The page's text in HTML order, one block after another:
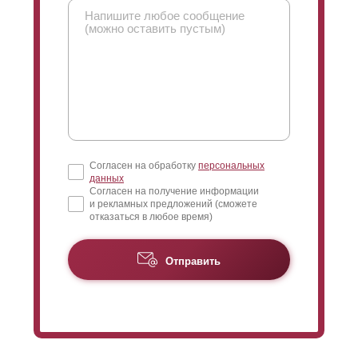
Согласен на обработку персональных
данных
Согласен на получение информации
и рекламных предложений (сможете
отказаться в любое время)
Отправить